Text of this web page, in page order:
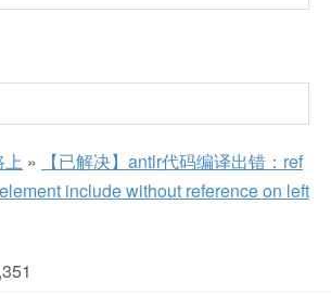
上 »
【已解决】antlr代码编译出错：ref
include without reference on left